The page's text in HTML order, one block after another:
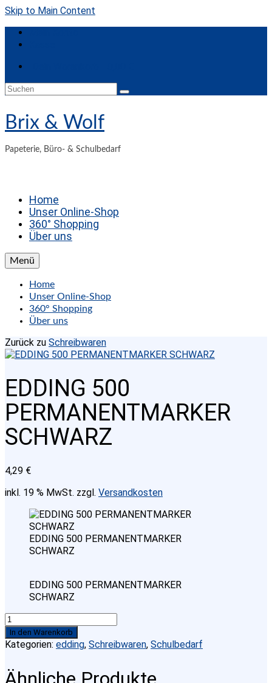
Skip to Main Content
Suchen
Brix & Wolf
Papeterie, Büro- & Schulbedarf
Home
Unser Online-Shop
360° Shopping
Über uns
Menü
Home
Unser Online-Shop
360° Shopping
Über uns
Zurück zu Schreibwaren
EDDING 500
PERMANENTMARKER
SCHWARZ
4,29 €
inkl. 19 % MwSt. zzgl. Versandkosten
EDDING 500 PERMANENTMARKER
SCHWARZ
EDDING 500 PERMANENTMARKER
SCHWARZ
EDDING
500
PERMANENTMARKER
Menge
In den Warenkorb
Kategorien: edding, Schreibwaren, Schulbedarf